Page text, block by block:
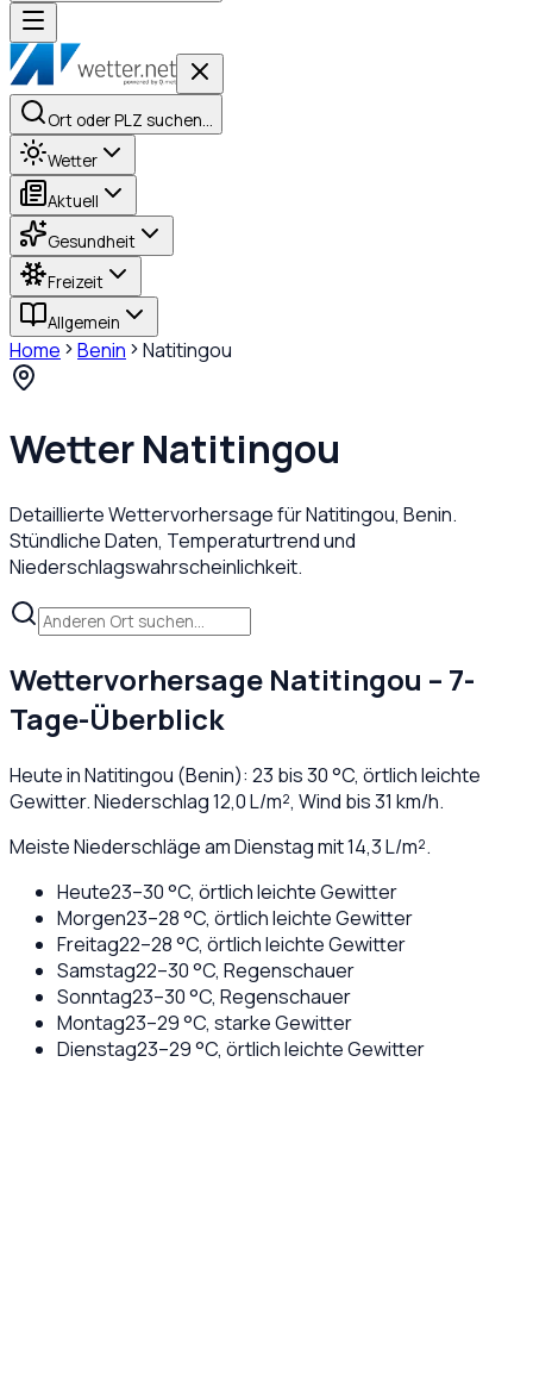
Ort oder PLZ suchen…
Wetter
Aktuell
Gesundheit
Freizeit
Allgemein
Home Benin Natitingou
WetterNatitingou
Detaillierte Wettervorhersage fürNatitingou, Benin.
Stündliche Daten, Temperaturtrend und
Niederschlagswahrscheinlichkeit.
Wettervorhersage Natitingou – 7-
Tage-Überblick
Heute inNatitingou (Benin): 23 bis30°C, örtlich leichte
Gewitter. Niederschlag12,0L/m², Wind bis31 km/h.
Meiste Niederschläge am Dienstag mit 14,3 L/m².
Heute23–30°C, örtlich leichte Gewitter
Morgen23–28°C, örtlich leichte Gewitter
Freitag22–28°C, örtlich leichte Gewitter
Samstag22–30°C, Regenschauer
Sonntag23–30°C, Regenschauer
Montag23–29°C, starke Gewitter
Dienstag23–29°C, örtlich leichte Gewitter